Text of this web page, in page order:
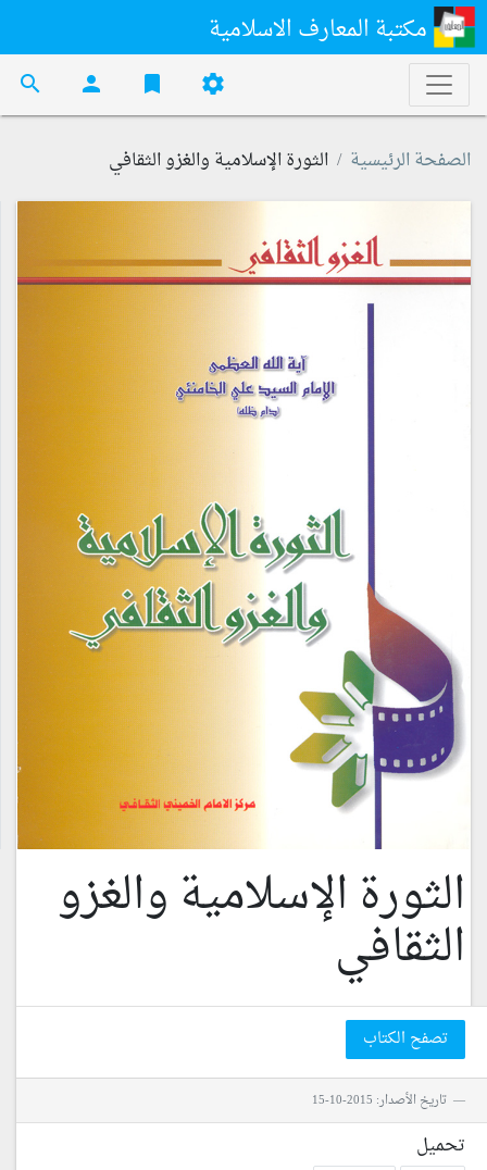
مكتبة المعارف الاسلامية
settings
bookmark
person
search
الصفحة الرئيسية الثورة الإسلامية والغزو الثقافي
الثورة الإسلامية والغزو
الثقافي
تصفح الكتاب
تاريخ الأصدار: 2015-10-15
تحميل